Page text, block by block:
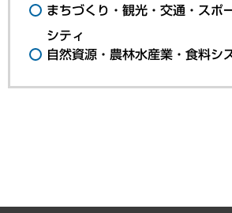
まちづくり・観光・交通・スポ
シティ
自然資源・農林水産業・食料シ